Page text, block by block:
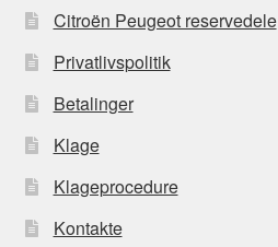
Citroën Peugeot reservedele
Privatlivspolitik
Betalinger
Klage
Klageprocedure
Kontakte